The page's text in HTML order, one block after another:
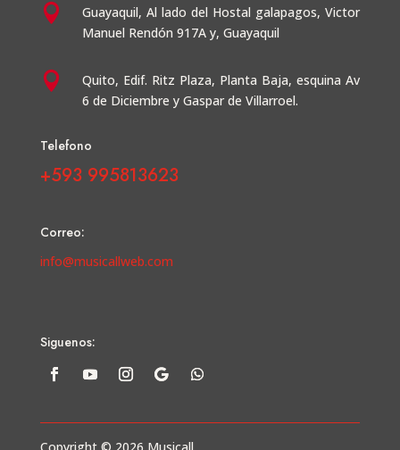
 Guayaquil, Al lado del Hostal galapagos, Victor
Manuel Rendón 917A y, Guayaquil

Quito, Edif. Ritz Plaza, Planta Baja, esquina Av
6 de Diciembre y Gaspar de Villarroel.
Telefono
+593 995813623
Correo:
info@musicallweb.com
Siguenos:
Copyright © 2026 Musicall